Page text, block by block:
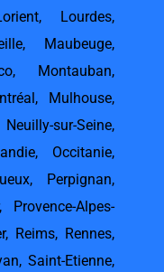
, Lourdes,
, Maubeuge,
, Montauban,
, Mulhouse,
Neuilly-sur-Seine,
, Occitanie,
, Perpignan,
Provence-Alpes-
, Reims, Rennes,
, Saint-Etienne,